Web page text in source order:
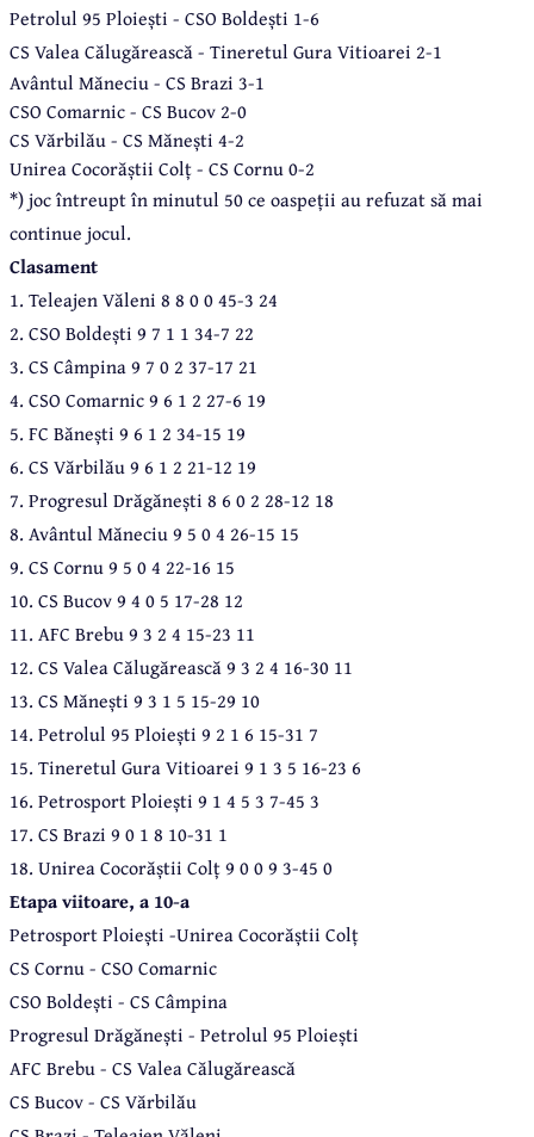
Petrolul 95 Ploiești - CSO Boldești 1-6
CS Valea Călugărească - Tineretul Gura Vitioarei 2-1
Avântul Măneciu - CS Brazi 3-1
CSO Comarnic - CS Bucov 2-0
CS Vărbilău - CS Mănești 4-2
Unirea Cocorăștii Colț - CS Cornu 0-2
*) joc întreupt în minutul 50 ce oaspeții au refuzat să mai
continue jocul.
Clasament
1. Teleajen Văleni 8 8 0 0 45-3 24
2. CSO Boldești 9 7 1 1 34-7 22
3. CS Câmpina 9 7 0 2 37-17 21
4. CSO Comarnic 9 6 1 2 27-6 19
5. FC Bănești 9 6 1 2 34-15 19
6. CS Vărbilău 9 6 1 2 21-12 19
7. Progresul Drăgănești 8 6 0 2 28-12 18
8. Avântul Măneciu 9 5 0 4 26-15 15
9. CS Cornu 9 5 0 4 22-16 15
10. CS Bucov 9 4 0 5 17-28 12
11. AFC Brebu 9 3 2 4 15-23 11
12. CS Valea Călugărească 9 3 2 4 16-30 11
13. CS Mănești 9 3 1 5 15-29 10
14. Petrolul 95 Ploiești 9 2 1 6 15-31 7
15. Tineretul Gura Vitioarei 9 1 3 5 16-23 6
16. Petrosport Ploiești 9 1 4 5 3 7-45 3
17. CS Brazi 9 0 1 8 10-31 1
18. Unirea Cocorăștii Colț 9 0 0 9 3-45 0
Etapa viitoare, a 10-a
Petrosport Ploiești -Unirea Cocorăștii Colț
CS Cornu - CSO Comarnic
CSO Boldești - CS Câmpina
Progresul Drăgănești - Petrolul 95 Ploiești
AFC Brebu - CS Valea Călugărească
CS Bucov - CS Vărbilău